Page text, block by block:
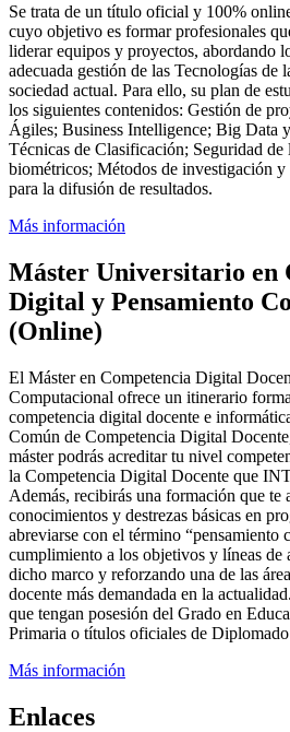
Se trata de un título oficial y 100%
cuyo objetivo es formar profesionales
liderar equipos y proyectos, abordando
adecuada gestión de las Tecnologías de
sociedad actual. Para ello, su plan de
los siguientes contenidos: Gestión de
Ágiles; Business Intelligence; Big
Técnicas de Clasificación; Seguridad
biométricos; Métodos de investigación y
para la difusión de resultados.
Más información
Máster Universitario en
Digital y Pensamiento
(Online)
El Máster en Competencia Digital
Computacional ofrece un itinerario
competencia digital docente e
Común de Competencia Digital
máster podrás acreditar tu nivel
la Competencia Digital Docente que
Además, recibirás una formación que te
conocimientos y destrezas básicas en
abreviarse con el término “pensamiento
cumplimiento a los objetivos y líneas de
dicho marco y reforzando una de las
docente más demandada en la
que tengan posesión del Grado en
Primaria o títulos oficiales de
Más información
Enlaces